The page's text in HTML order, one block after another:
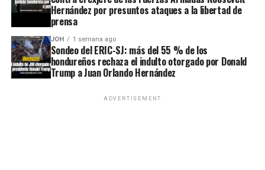
Hernández por presuntos ataques a la libertad de
prensa
JOH 1 semana ago
Sondeo del ERIC-SJ: más del 55 % de los
hondureños rechaza el indulto otorgado por Donald
Trump a Juan Orlando Hernández
ADVERTISEMENT